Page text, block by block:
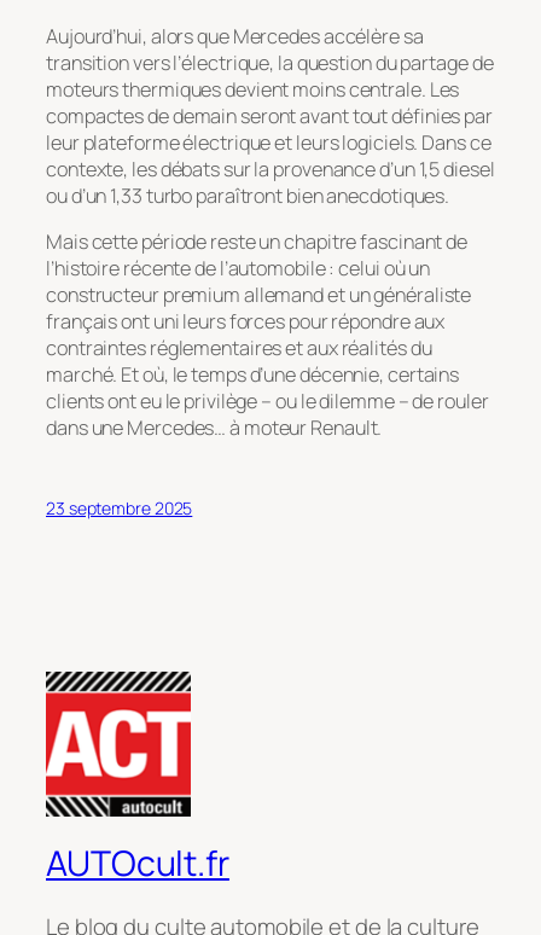
Aujourd’hui, alors que Mercedes accélère sa
transition vers l’électrique, la question du partage de
moteurs thermiques devient moins centrale. Les
compactes de demain seront avant tout définies par
leur plateforme électrique et leurs logiciels. Dans ce
contexte, les débats sur la provenance d’un 1,5 diesel
ou d’un 1,33 turbo paraîtront bien anecdotiques.
Mais cette période reste un chapitre fascinant de
l’histoire récente de l’automobile : celui où un
constructeur premium allemand et un généraliste
français ont uni leurs forces pour répondre aux
contraintes réglementaires et aux réalités du
marché. Et où, le temps d’une décennie, certains
clients ont eu le privilège – ou le dilemme – de rouler
dans une Mercedes… à moteur Renault.
23 septembre 2025
AUTOcult.fr
Le blog du culte automobile et de la culture